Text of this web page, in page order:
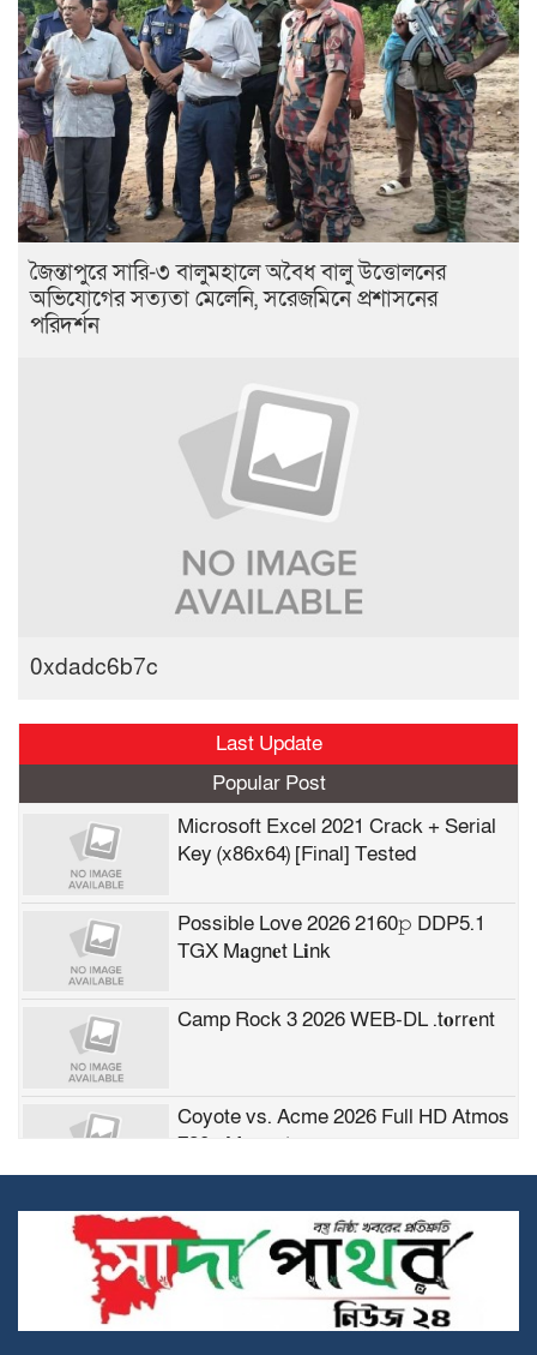
জৈন্তাপুরে সারি-৩ বালুমহালে অবৈধ বালু উত্তোলনের
অভিযোগের সত্যতা মেলেনি, সরেজমিনে প্রশাসনের
পরিদর্শন
0xdadc6b7c
Last Update
Popular Post
Microsoft Excel 2021 Crack + Serial
Key (x86x64) [Final] Tested
Possible Love 2026 2160𝚙 DDP5.1
TGX M𝐚gn𝐞t L𝐢nk
Camp Rock 3 2026 WEB-DL .t𝐨rr𝐞nt
Coyote vs. Acme 2026 Full HD Atmos
720p Magnet
MS Office AIO Offline Installer Torrent
Dow𝚗l𝚘аd
TallyPrime Crack exe Clean